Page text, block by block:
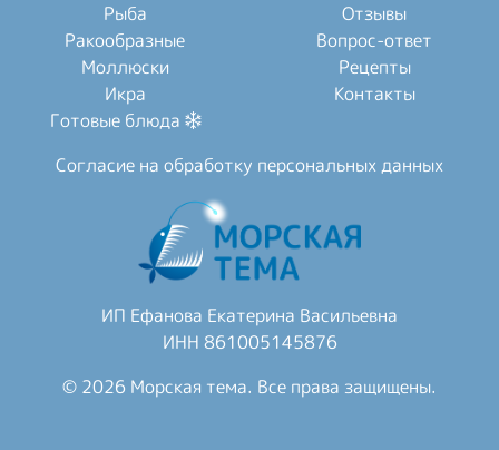
Рыба
Ракообразные
Моллюски
Икра
Готовые блюда
Отзывы
Вопрос-ответ
Рецепты
Контакты
Согласие на обработку персональных данных
ИП Ефанова Екатерина Васильевна
ИНН 861005145876
© 2026 Морская тема. Все права защищены.